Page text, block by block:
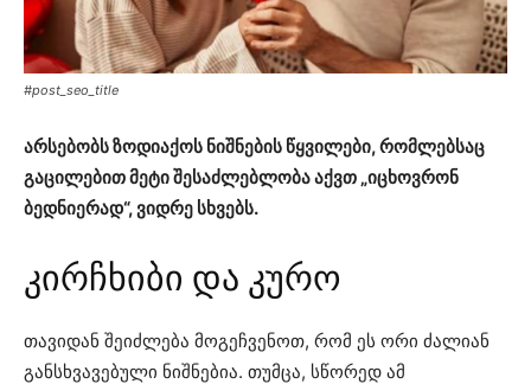
#post_seo_title
არსებობს ზოდიაქოს ნიშნების წყვილები, რომლებსაც
გაცილებით მეტი შესაძლებლობა აქვთ „იცხოვრონ
ბედნიერად“, ვიდრე სხვებს.
კირჩხიბი და კურო
თავიდან შეიძლება მოგეჩვენოთ, რომ ეს ორი ძალიან
განსხვავებული ნიშნებია. თუმცა, სწორედ ამ